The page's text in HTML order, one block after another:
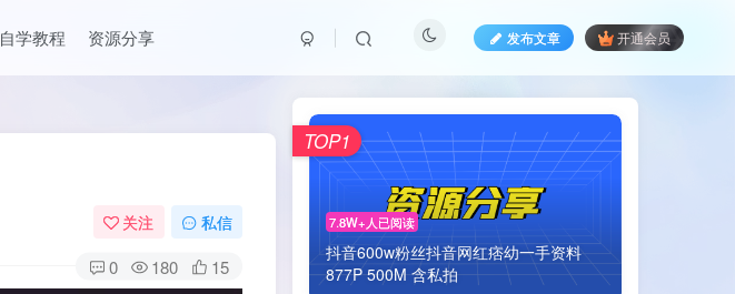
自学教程 资源分享 发布文章 开通会员
关注 私信
0 180 15
7.8W+人已阅读
抖音600w粉丝抖音网红痞幼一手资料
877P 500M 含私拍
TOP1